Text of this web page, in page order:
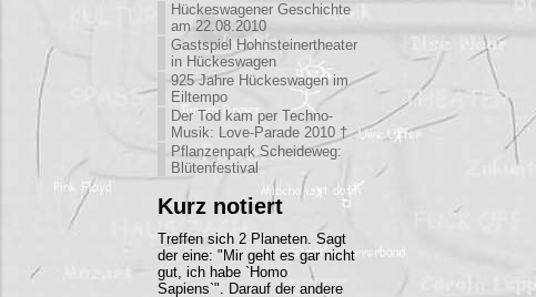
Hückeswagener Geschichte
am 22.08.2010
Gastspiel Hohnsteinertheater
in Hückeswagen
925 Jahre Hückeswagen im
Eiltempo
Der Tod kam per Techno-
Musik: Love-Parade 2010 †
Pflanzenpark Scheideweg:
Blütenfestival
Kurz notiert
Treffen sich 2 Planeten. Sagt
der eine: "Mir geht es gar nicht
gut, ich habe `Homo
Sapiens`". Darauf der andere